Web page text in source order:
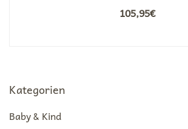
105,95€
Kategorien
Baby & Kind